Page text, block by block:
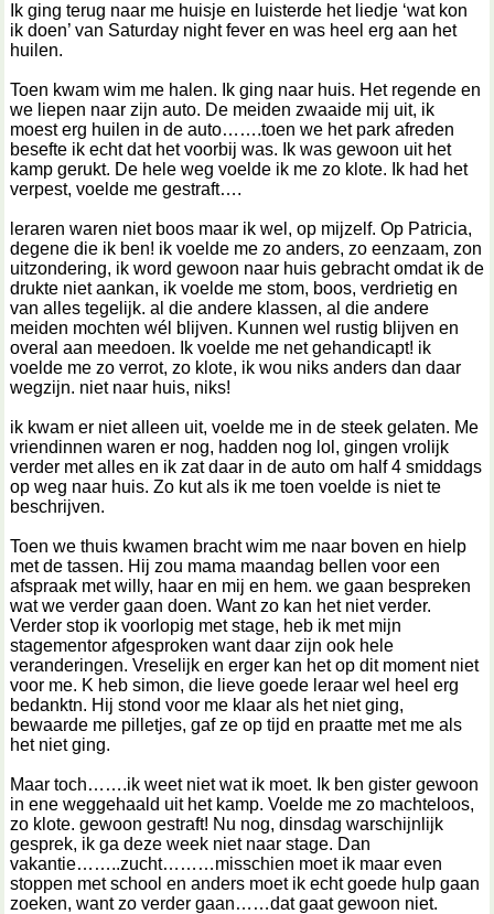
Ik ging terug naar me huisje en luisterde het liedje ‘wat kon
ik doen’ van Saturday night fever en was heel erg aan het
huilen.
Toen kwam wim me halen. Ik ging naar huis. Het regende en
we liepen naar zijn auto. De meiden zwaaide mij uit, ik
moest erg huilen in de auto…….toen we het park afreden
besefte ik echt dat het voorbij was. Ik was gewoon uit het
kamp gerukt. De hele weg voelde ik me zo klote. Ik had het
verpest, voelde me gestraft….
leraren waren niet boos maar ik wel, op mijzelf. Op Patricia,
degene die ik ben! ik voelde me zo anders, zo eenzaam, zon
uitzondering, ik word gewoon naar huis gebracht omdat ik de
drukte niet aankan, ik voelde me stom, boos, verdrietig en
van alles tegelijk. al die andere klassen, al die andere
meiden mochten wél blijven. Kunnen wel rustig blijven en
overal aan meedoen. Ik voelde me net gehandicapt! ik
voelde me zo verrot, zo klote, ik wou niks anders dan daar
wegzijn. niet naar huis, niks!
ik kwam er niet alleen uit, voelde me in de steek gelaten. Me
vriendinnen waren er nog, hadden nog lol, gingen vrolijk
verder met alles en ik zat daar in de auto om half 4 smiddags
op weg naar huis. Zo kut als ik me toen voelde is niet te
beschrijven.
Toen we thuis kwamen bracht wim me naar boven en hielp
met de tassen. Hij zou mama maandag bellen voor een
afspraak met willy, haar en mij en hem. we gaan bespreken
wat we verder gaan doen. Want zo kan het niet verder.
Verder stop ik voorlopig met stage, heb ik met mijn
stagementor afgesproken want daar zijn ook hele
veranderingen. Vreselijk en erger kan het op dit moment niet
voor me. K heb simon, die lieve goede leraar wel heel erg
bedanktn. Hij stond voor me klaar als het niet ging,
bewaarde me pilletjes, gaf ze op tijd en praatte met me als
het niet ging.
Maar toch…….ik weet niet wat ik moet. Ik ben gister gewoon
in ene weggehaald uit het kamp. Voelde me zo machteloos,
zo klote. gewoon gestraft! Nu nog, dinsdag warschijnlijk
gesprek, ik ga deze week niet naar stage. Dan
vakantie……..zucht………misschien moet ik maar even
stoppen met school en anders moet ik echt goede hulp gaan
zoeken, want zo verder gaan……dat gaat gewoon niet.